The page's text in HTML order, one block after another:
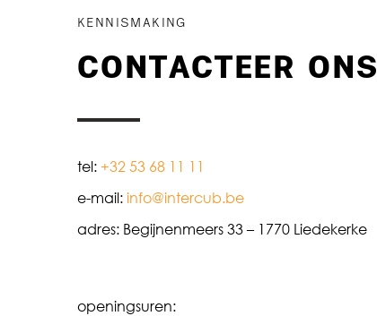
KENNISMAKING
CONTACTEER ONS
tel: +32 53 68 11 11
e-mail:info@intercub.be
adres: Begijnenmeers 33 – 1770 Liedekerke
openingsuren: